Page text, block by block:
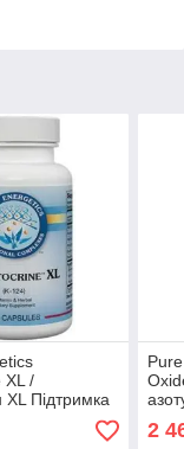
XL /
XL Підтримка
витраті
2